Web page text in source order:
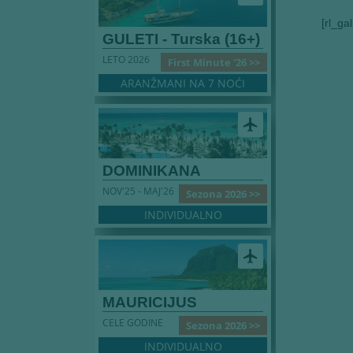
GULETI - Turska (16+)
First Minute '26 >>
LETO 2026
ARANŽMANI NA 7 NOĆI
airplanemode_active
DOMINIKANA
Sezona 2026 >>
NOV'25 - MAJ'26
INDIVIDUALNO
airplanemode_active
MAURICIJUS
Sezona 2026 >>
CELE GODINE
INDIVIDUALNO